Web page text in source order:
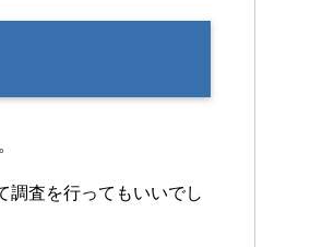
調査を行ってもいいでし